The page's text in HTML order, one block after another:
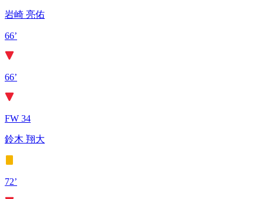
岩崎 亮佑
66’
66’
FW 34
鈴木 翔大
72’